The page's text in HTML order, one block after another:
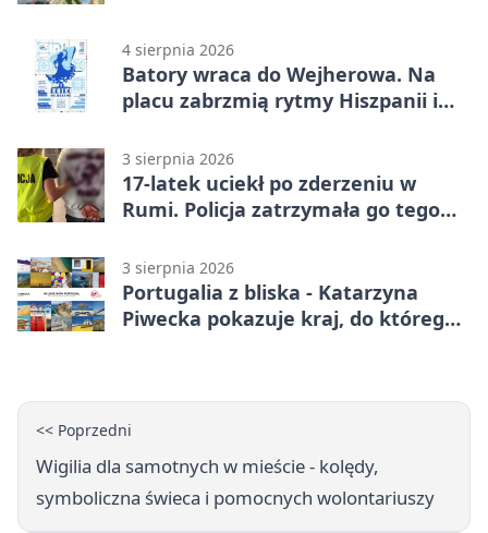
4 sierpnia 2026
Batory wraca do Wejherowa. Na
placu zabrzmią rytmy Hiszpanii i
3 sierpnia 2026
17-latek uciekł po zderzeniu w
Rumi. Policja zatrzymała go tego
3 sierpnia 2026
Portugalia z bliska - Katarzyna
Piwecka pokazuje kraj, do którego
<< Poprzedni
Wigilia dla samotnych w mieście - kolędy,
symboliczna świeca i pomocnych wolontariuszy